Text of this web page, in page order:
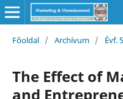
Főoldal / Archívum / Évf.
The Effect of
and